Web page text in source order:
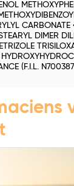
CARBONATE
DIMER
(F.I.L.